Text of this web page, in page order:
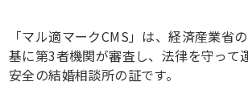
「マル適マークCMS」は、経済産業省
基に第3者機関が審査し、法律を守って
安全の結婚相談所の証です。